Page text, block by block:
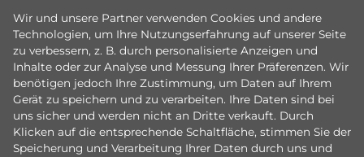
Wir und unsere Partner verwenden Cookies und andere
Technologien, um Ihre Nutzungserfahrung auf unserer Seite
zu verbessern, z. B. durch personalisierte Anzeigen und
Inhalte oder zur Analyse und Messung Ihrer Präferenzen. Wir
benötigen jedoch Ihre Zustimmung, um Daten auf Ihrem
Gerät zu speichern und zu verarbeiten. Ihre Daten sind bei
uns sicher und werden nicht an Dritte verkauft. Durch
Klicken auf die entsprechende Schaltfläche, stimmen Sie der
Speicherung und Verarbeitung Ihrer Daten durch uns und